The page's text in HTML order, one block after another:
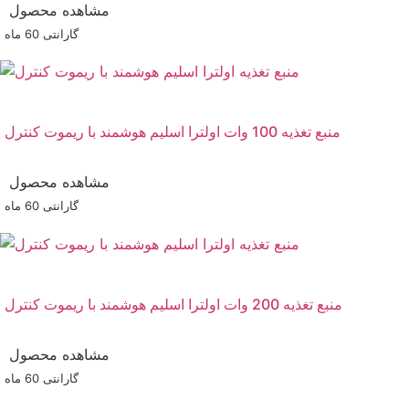
مشاهده محصول
گارانتی ‌60 ماه
منبع تغذیه 100 وات اولترا اسلیم هوشمند با ریموت کنترل
مشاهده محصول
گارانتی ‌60 ماه
منبع تغذیه 200 وات اولترا اسلیم هوشمند با ریموت کنترل
مشاهده محصول
گارانتی ‌60 ماه